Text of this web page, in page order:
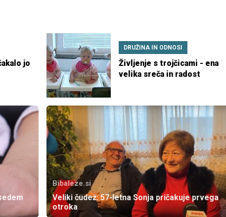
jo
DRUŽINA IN ODNOSI
Življenje s trojčicami - ena
velika sreča in radost
Bibaleze.si
Veliki čudež: 57-letna Sonja pričakuje prvega
otroka